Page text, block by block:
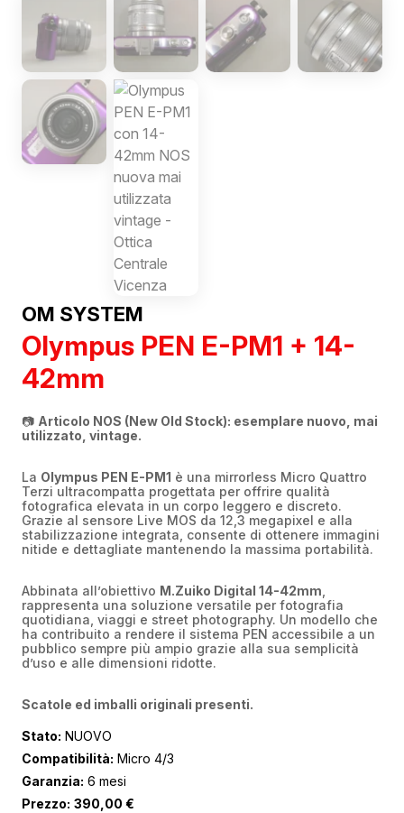
OM SYSTEM
Olympus PEN E-PM1 + 14-
42mm
📷 Articolo NOS (New Old Stock): esemplare nuovo, mai
utilizzato, vintage.
La Olympus PEN E-PM1 è una mirrorless Micro Quattro
Terzi ultracompatta progettata per offrire qualità
fotografica elevata in un corpo leggero e discreto.
Grazie al sensore Live MOS da 12,3 megapixel e alla
stabilizzazione integrata, consente di ottenere immagini
nitide e dettagliate mantenendo la massima portabilità.
Abbinata all’obiettivo M.Zuiko Digital 14-42mm
rappresenta una soluzione versatile per fotografia
quotidiana, viaggi e street photography. Un modello che
ha contribuito a rendere il sistema PEN accessibile a un
pubblico sempre più ampio grazie alla sua semplicità
d’uso e alle dimensioni ridotte.
Scatole ed imballi originali presenti.
Stato: NUOVO
Compatibilità: Micro 4/3
Garanzia: 6 mesi
Prezzo: 390,00 €